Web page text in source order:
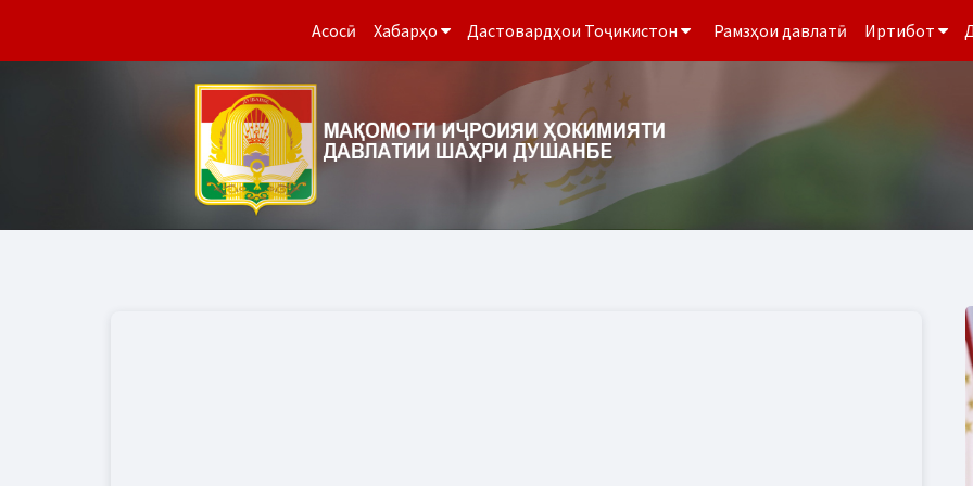
Асосӣ Хабарҳо Дастовардҳои Тоҷикистон Рамзҳои давлатӣ Иртибот